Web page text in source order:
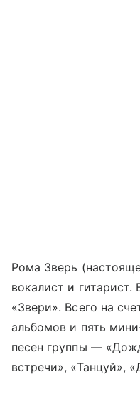
Рома Зверь
вокалист и гитарист.
«Звери». Всего на
альбомов и пять
песен группы —
встречи», «Танцуй»,